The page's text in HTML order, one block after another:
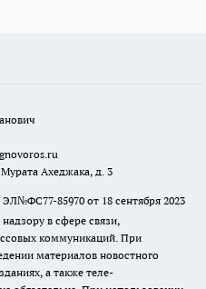
Ахеджака, д. 3
ЭЛ№ФС77-85970 от 18 сентября 2023
в сфере связи,
коммуникаций. При
материалов новостного
а также теле-